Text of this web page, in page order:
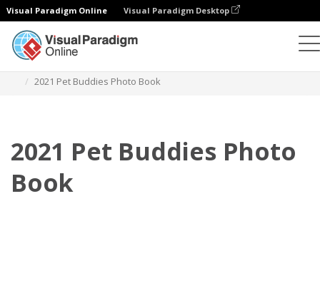
Visual Paradigm Online Visual Paradigm Desktop
2021 Pet Buddies Photo Book
2021 Pet Buddies Photo
Book